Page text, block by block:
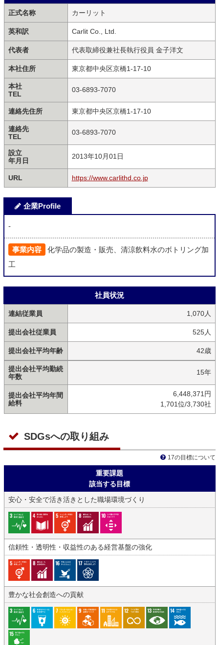
正式名称 カーリット
英和訳 Carlit Co., Ltd.
代表者 代表取締役兼社長執行役員 金子洋文
本社住所 東京都中央区京橋1-17-10
本社
TEL
03-6893-7070
連絡先住所 東京都中央区京橋1-17-10
連絡先
TEL
03-6893-7070
設立
年月日
2013年10月01日
URL https://www.carlithd.co.jp
企業Profile
-
事業内容
化学品の製造・販売、清涼飲料水のボトリング加
工
社員状況
連結従業員 1,070人
提出会社従業員 525人
提出会社平均年齢 42歳
提出会社平均勤続
年数
15年
提出会社平均年間
給料
6,448,371円
1,701位/3,730社
SDGsへの取り組み
17の目標について
重要課題
該当する目標
安心・安全で活き活きとした職場環境づくり
信頼性・透明性・収益性のある経営基盤の強化
豊かな社会創造への貢献